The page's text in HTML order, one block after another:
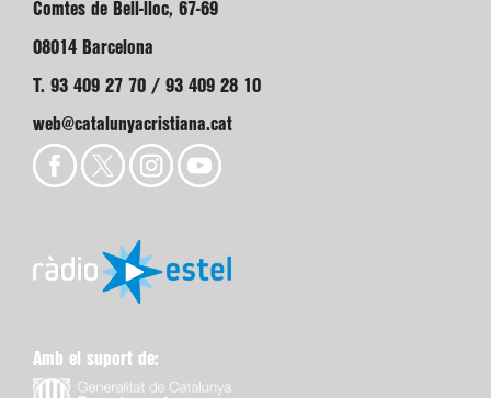
Comtes de Bell-lloc, 67-69
08014 Barcelona
T. 93 409 27 70 / 93 409 28 10
web@catalunyacristiana.cat
Amb el suport de: